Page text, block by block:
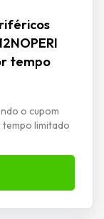
tempo
o cupom
tempo limitado